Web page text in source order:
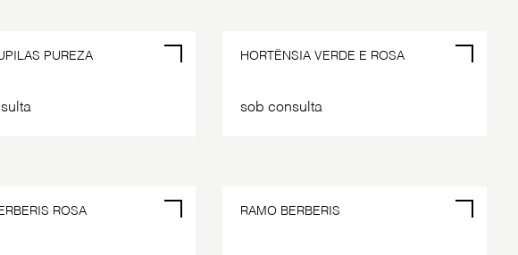
PUREZA HORTÊNSIA VERDE E ROSA
sob consulta
ROSA RAMO BERBERIS